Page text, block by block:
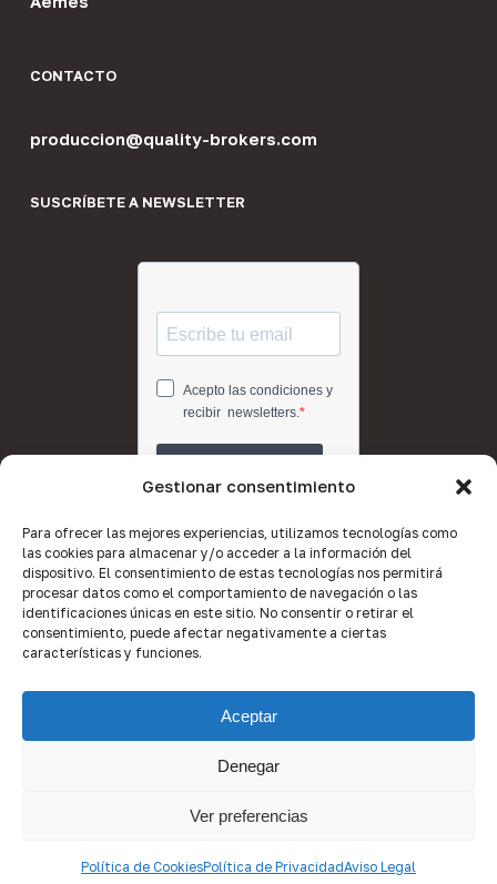
Gestionar consentimiento
Para ofrecer las mejores experiencias, utilizamos tecnologías como
las cookies para almacenar y/o acceder a la información del
dispositivo. El consentimiento de estas tecnologías nos permitirá
procesar datos como el comportamiento de navegación o las
identificaciones únicas en este sitio. No consentir o retirar el
consentimiento, puede afectar negativamente a ciertas
características y funciones.
Aceptar
Denegar
Ver preferencias
Política de CookiesPolítica de PrivacidadAviso Legal
CONTACTO
produccion@quality-brokers.com
SUSCRÍBETE A NEWSLETTER
© 2026 Quality Brokers Valencia.
facebook
linkedinyoutubeinstagram